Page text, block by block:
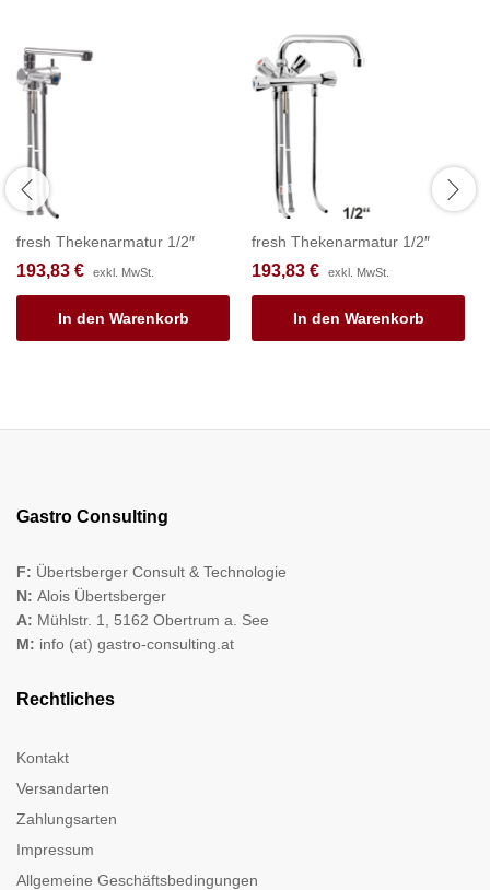
fresh Thekenarmatur 1/2″
193,83 € exkl. MwSt.
In den Warenkorb
fresh Thekenarmatur 1/2″
193,83 € exkl. MwSt.
In den Warenkorb
Gastro Consulting
F: Übertsberger Consult & Technologie
N: Alois Übertsberger
A: Mühlstr. 1, 5162 Obertrum a. See
M: info (at) gastro-consulting.at
Rechtliches
Kontakt
Versandarten
Zahlungsarten
Impressum
Allgemeine Geschäftsbedingungen